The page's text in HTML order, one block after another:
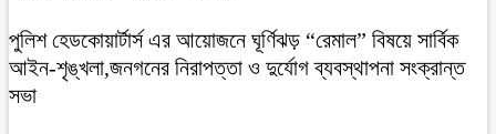
পুলিশ হেডকোয়ার্টার্স এর আয়োজনে ঘূর্ণিঝড় “রেমাল” বিষয়ে সার্বিক
আইন-শৃঙ্খলা,জনগনের নিরাপত্তা ও দুর্যোগ ব্যবস্থাপনা সংক্রান্ত
সভা